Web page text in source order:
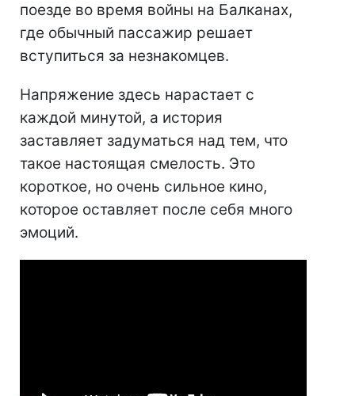
поезде во время войны на Балканах,
где обычный пассажир решает
вступиться за незнакомцев.
Напряжение здесь нарастает с
каждой минутой, а история
заставляет задуматься над тем, что
такое настоящая смелость. Это
короткое, но очень сильное кино,
которое оставляет после себя много
эмоций.